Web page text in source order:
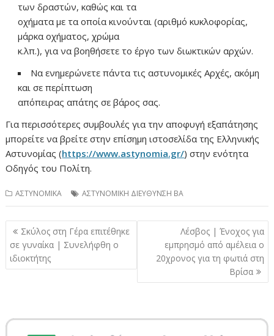
των δραστών, καθώς και τα
οχήματα με τα οποία κινούνται (αριθμό κυκλοφορίας,
μάρκα οχήματος, χρώμα
κ.λπ.), για να βοηθήσετε το έργο των διωκτικών αρχών.
Να ενημερώνετε πάντα τις αστυνομικές Αρχές, ακόμη
και σε περίπτωση
απόπειρας απάτης σε βάρος σας.
Για περισσότερες συμβουλές για την αποφυγή εξαπάτησης
μπορείτε να βρείτε στην επίσημη ιστοσελίδα της Ελληνικής
Αστυνομίας (https://www.astynomia.gr/) στην ενότητα
Οδηγός του Πολίτη.
ΑΣΤΥΝΟΜΙΚΑ ΑΣΤΥΝΟΜΙΚΗ ΔΙΕΥΘΥΝΣΗ ΒΑ
Πλοήγηση
άρθρων
Σκύλος στη Γέρα επιτέθηκε
σε γυναίκα | Συνελήφθη ο
ιδιοκτήτης
Λέσβος | Ένοχος για
εμπρησμό από αμέλεια ο
20χρονος για τη φωτιά στη
Βρίσα